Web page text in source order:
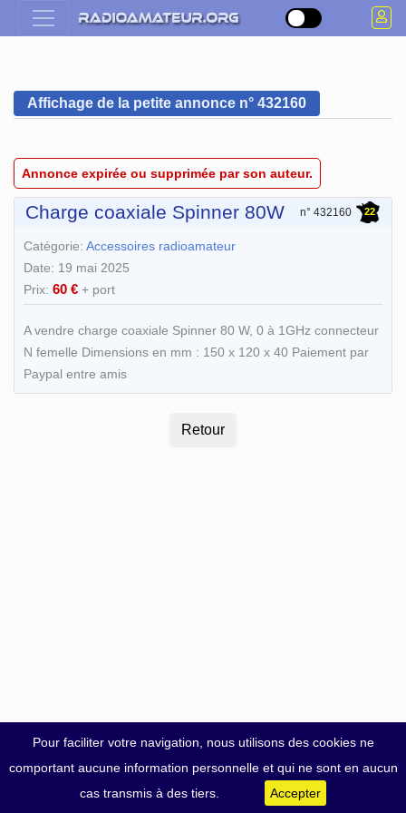
Pour faciliter votre navigation, nous utilisons des cookies ne
comportant aucune information personnelle et qui ne sont en aucun
cas transmis à des tiers.
Accepter
Affichage de la petite annonce n° 432160
Annonce expirée ou supprimée par son auteur.
Charge coaxiale Spinner 80W n° 432160 22
Catégorie: Accessoires radioamateur
Date: 19 mai 2025
Prix: 60 € + port
A vendre charge coaxiale Spinner 80 W, 0 à 1GHz connecteur
N femelle Dimensions en mm : 150 x 120 x 40 Paiement par
Paypal entre amis